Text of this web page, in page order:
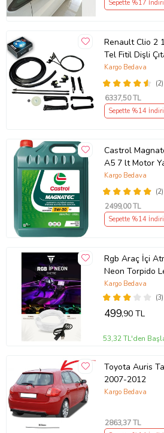
Sepette %17
Renault Clio 2
Tel Fitil Dişli
(2)
Kargo Bedava
6337,50 TL
Sepette %14
Castrol
A5 7 lt Motor
(2)
Kargo Bedava
2499,00 TL
Sepette %14
Rgb Araç İçi
Neon Torpido
Girişli
(3)
Kargo Bedava
499,90 TL
53,32 TL'den
Toyota Auris
2007-2012
Kargo Bedava
2863,37 TL